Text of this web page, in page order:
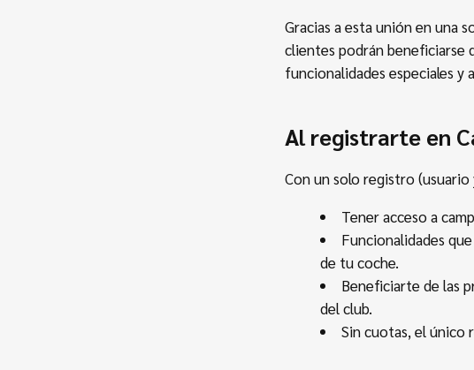
Gracias a esta unión en una
clientes podrán beneficiarse
funcionalidades especiales y
Al registrarte en
Con un solo registro (usuario
Tener acceso a
Funcionalidades
de tu coche.
Beneficiarte de las
del club.
Sin cuotas, el único